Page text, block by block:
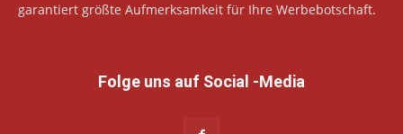
garantiert größte Aufmerksamkeit für Ihre Werbebotschaft.
Folge uns auf Social -Media